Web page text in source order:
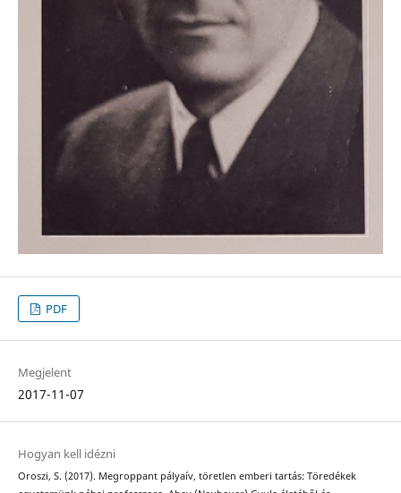
PDF
Megjelent
2017-11-07
Hogyan kell idézni
Oroszi, S. (2017). Megroppant pályaív, töretlen emberi tartás: Töredékek